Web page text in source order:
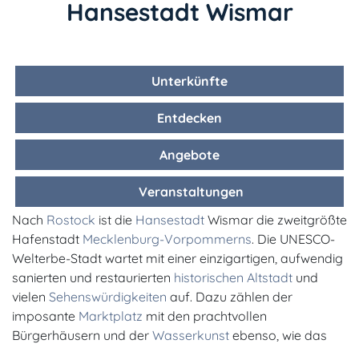
Hansestadt Wismar
Unterkünfte
Entdecken
Angebote
Veranstaltungen
Nach Rostock ist die Hansestadt Wismar die zweitgrößte
Hafenstadt Mecklenburg-Vorpommerns. Die UNESCO-
Welterbe-Stadt wartet mit einer einzigartigen, aufwendig
sanierten und restaurierten historischen Altstadt und
vielen Sehenswürdigkeiten auf. Dazu zählen der
imposante Marktplatz mit den prachtvollen
Bürgerhäusern und der Wasserkunst ebenso, wie das